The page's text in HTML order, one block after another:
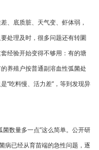
、底质脏、天气变、虾体弱，
处理及时，很多问题还有转圜
经验开始变得不够用：有的塘
养殖户按普通副溶血性弧菌处
“吃料慢、活力差”，等到发现异
数量多一点”这么简单。公开研
病已经从育苗端的急性问题，逐